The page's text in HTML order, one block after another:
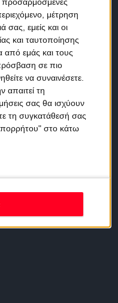
μέτρηση
σας, εμείς και οι
και ταυτοποίησης
από εμάς και τους
σε πιο
να συναινέσετε.
απαιτεί τη
σας θα ισχύουν
τη συγκατάθεσή σας
στο κάτω